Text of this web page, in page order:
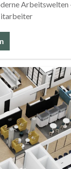
Arbeitswelten